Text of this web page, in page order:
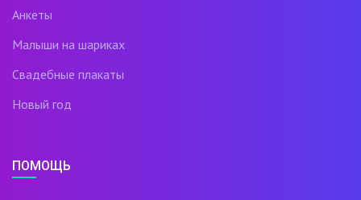
Анкеты
Малыши на шариках
Свадебные плакаты
Новый год
ПОМОЩЬ